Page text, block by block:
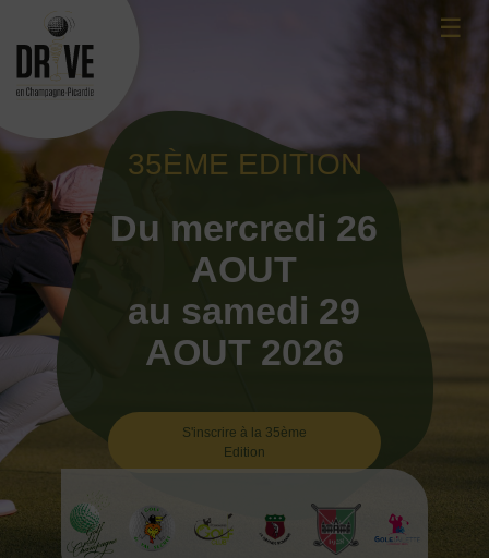
content
☰
35ÈME EDITION
Du mercredi 26
AOUT
au samedi 29
AOUT 2026
S'inscrire à la 35ème
Edition